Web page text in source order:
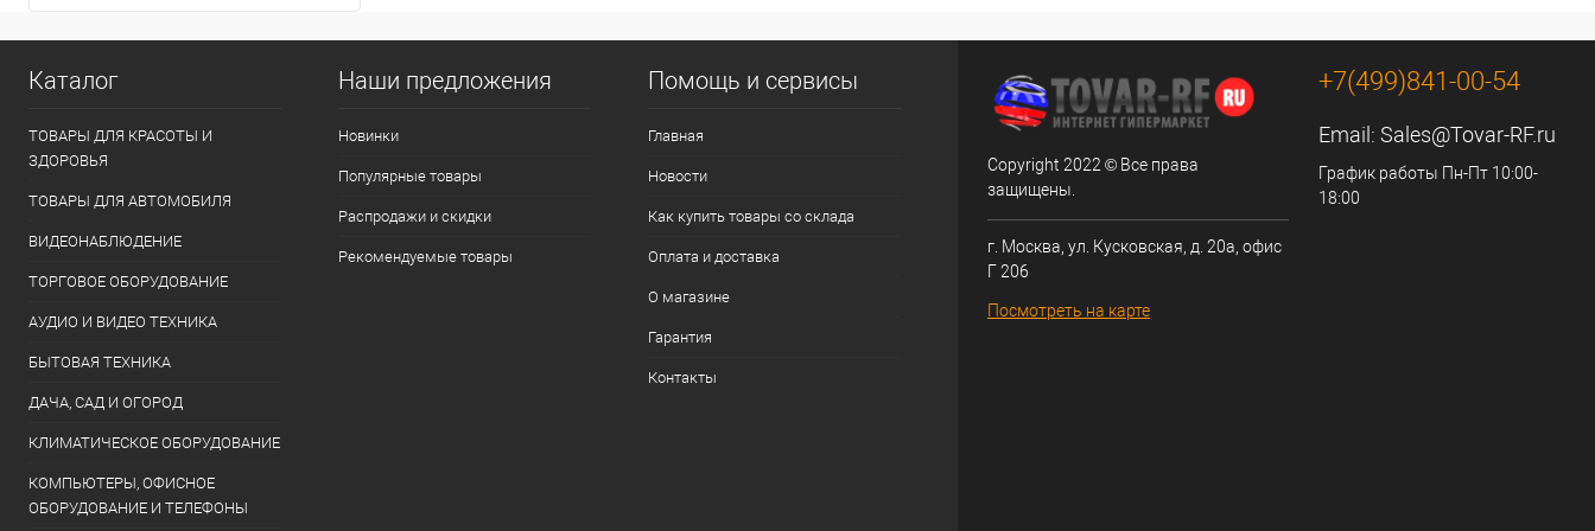
Каталог
ТОВАРЫ ДЛЯ КРАСОТЫ И
ЗДОРОВЬЯ
ТОВАРЫ ДЛЯ АВТОМОБИЛЯ
ВИДЕОНАБЛЮДЕНИЕ
ТОРГОВОЕ ОБОРУДОВАНИЕ
АУДИО И ВИДЕО ТЕХНИКА
БЫТОВАЯ ТЕХНИКА
ДАЧА, САД И ОГОРОД
КЛИМАТИЧЕСКОЕ ОБОРУДОВАНИЕ
КОМПЬЮТЕРЫ, ОФИСНОЕ
ОБОРУДОВАНИЕ И ТЕЛЕФОНЫ
Наши предложения
Новинки
Популярные товары
Распродажи и скидки
Рекомендуемые товары
Помощь и сервисы
Главная
Новости
Как купить товары со склада
Оплата и доставка
О магазине
Гарантия
Контакты
Copyright 2022 © Все права
защищены.
г. Москва, ул. Кусковская, д. 20а, офис
Г 206
Посмотреть на карте
+7(499)841-00-54
Email: Sales@Tovar-RF.ru
График работы Пн-Пт 10:00-
18:00